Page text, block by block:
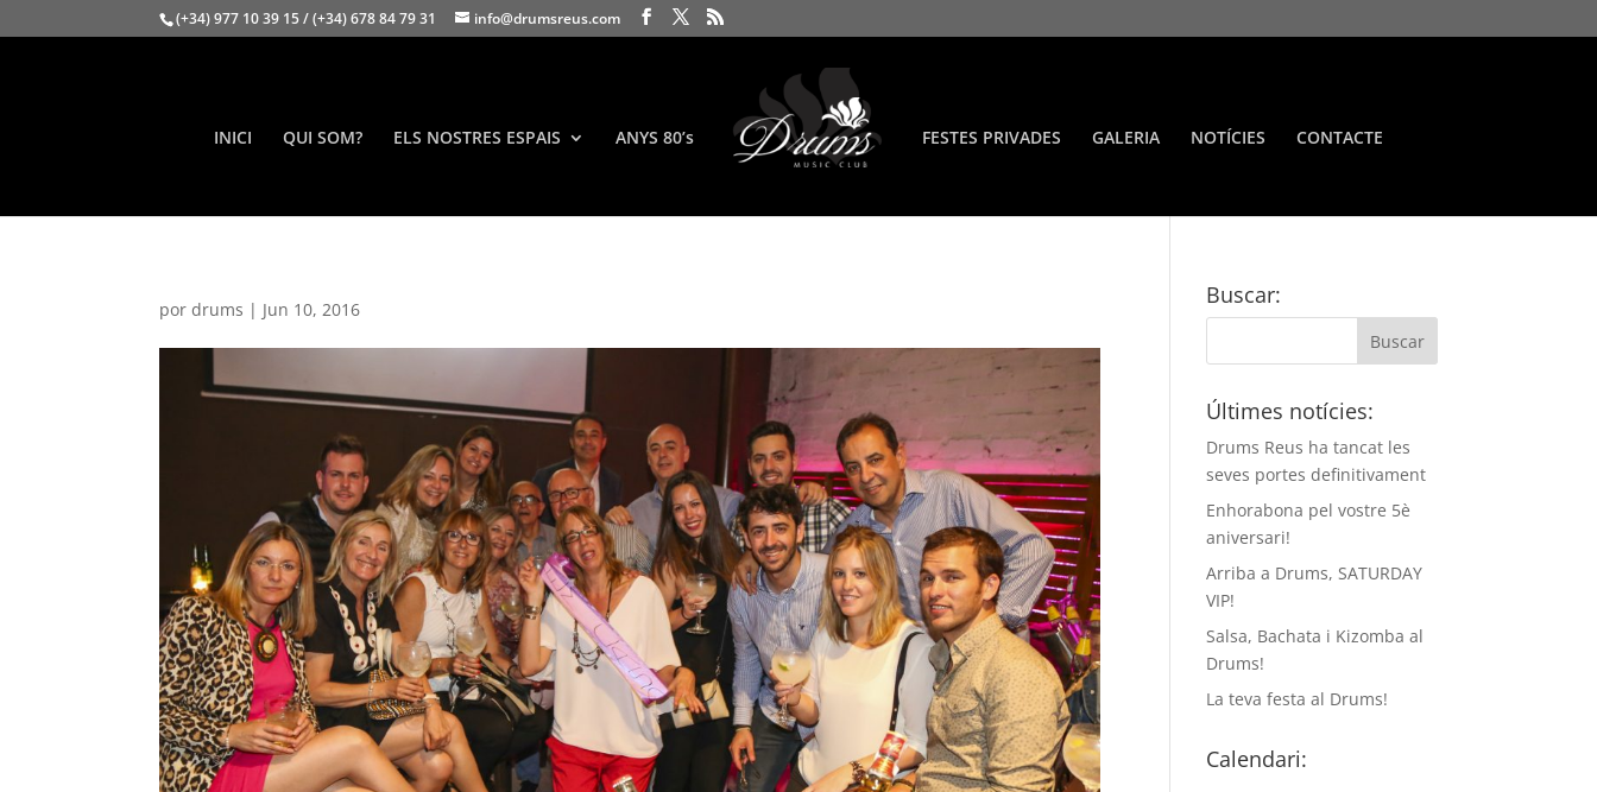
(+34) 977 10 39 15 / (+34) 678 84 79 31 info@drumsreus.com
INICI QUI SOM? ELS NOSTRES ESPAIS ANYS 80’s FESTES PRIVADES GALERIA NOTÍCIES CONTACTE
pordrums | Jun 10, 2016
Buscar:
Últimes notícies:
Drums Reus ha tancat les
seves portes definitivament
Enhorabona pel vostre 5è
aniversari!
Arriba a Drums, SATURDAY
VIP!
Salsa, Bachata i Kizomba al
Drums!
La teva festa al Drums!
Calendari: